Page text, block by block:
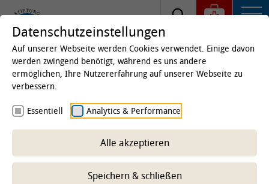
Startseite
Institut für Immunologie
-- Unterbereich wählen --
Datenschutzeinstellungen
Auf unserer Webseite werden Cookies verwendet. Einige davon
werden zwingend benötigt, während es uns andere
ermöglichen, Ihre Nutzererfahrung auf unserer Webseite zu
verbessern.
Essentiell Analytics & Performance
Alle akzeptieren
Speichern & schließen